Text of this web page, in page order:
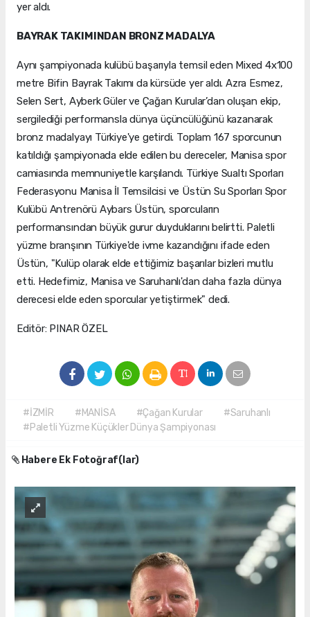
yer aldı.
BAYRAK TAKIMINDAN BRONZ MADALYA
Aynı şampiyonada kulübü başarıyla temsil eden Mixed 4x100
metre Bifin Bayrak Takımı da kürsüde yer aldı. Azra Esmez,
Selen Sert, Ayberk Güler ve Çağan Kurular’dan oluşan ekip,
sergilediği performansla dünya üçüncülüğünü kazanarak
bronz madalyayı Türkiye'ye getirdi. Toplam 167 sporcunun
katıldığı şampiyonada elde edilen bu dereceler, Manisa spor
camiasında memnuniyetle karşılandı. Türkiye Sualtı Sporları
Federasyonu Manisa İl Temsilcisi ve Üstün Su Sporları Spor
Kulübü Antrenörü Aybars Üstün, sporcuların
performansından büyük gurur duyduklarını belirtti. Paletli
yüzme branşının Türkiye'de ivme kazandığını ifade eden
Üstün, "Kulüp olarak elde ettiğimiz başarılar bizleri mutlu
etti. Hedefimiz, Manisa ve Saruhanlı'dan daha fazla dünya
derecesi elde eden sporcular yetiştirmek" dedi.
Editör: PINAR ÖZEL
#İZMİR #MANİSA #Çağan Kurular
#Saruhanlı
#Paletli Yüzme Küçükler Dünya Şampiyonası
Habere Ek Fotoğraf(lar)